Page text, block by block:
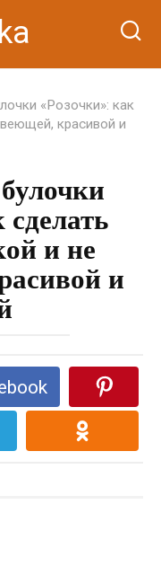
«Розочки»: как
красивой и
и не
и